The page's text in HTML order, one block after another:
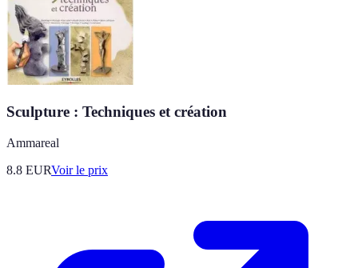
Sculpture : Techniques et création
Ammareal
8.8 EURVoir le prix